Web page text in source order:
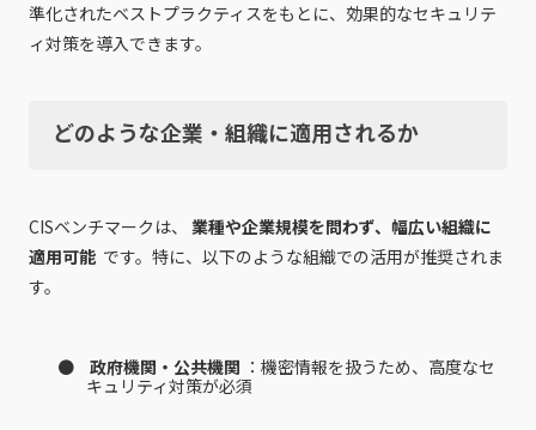
準化されたベストプラクティスをもとに、効果的なセキュリテ
ィ対策を導入できます。
どのような企業・組織に適用されるか
CISベンチマークは、 業種や企業規模を問わず、幅広い組織に
適用可能 です。特に、以下のような組織での活用が推奨されま
す。
政府機関・公共機関 ：機密情報を扱うため、高度なセ
キュリティ対策が必須